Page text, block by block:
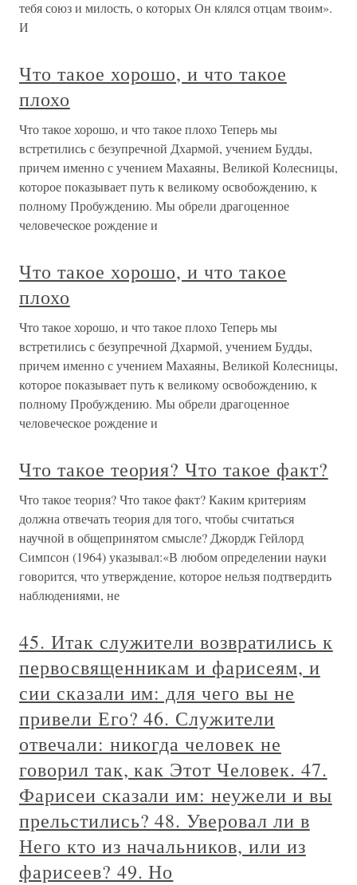
тебя союз и милость, о которых Он клялся отцам твоим».
И
Что такое хорошо, и что такое
плохо
Что такое хорошо, и что такое плохо Теперь мы
встретились с безупречной Дхармой, учением Будды,
причем именно с учением Махаяны, Великой Колесницы,
которое показывает путь к великому освобождению, к
полному Пробуждению. Мы обрели драгоценное
человеческое рождение и
Что такое хорошо, и что такое
плохо
Что такое хорошо, и что такое плохо Теперь мы
встретились с безупречной Дхармой, учением Будды,
причем именно с учением Махаяны, Великой Колесницы,
которое показывает путь к великому освобождению, к
полному Пробуждению. Мы обрели драгоценное
человеческое рождение и
Что такое теория? Что такое факт?
Что такое теория? Что такое факт? Каким критериям
должна отвечать теория для того, чтобы считаться
научной в общепринятом смысле? Джордж Гейлорд
Симпсон (1964) указывал:«В любом определении науки
говорится, что утверждение, которое нельзя подтвердить
наблюдениями, не
45. Итак служители возвратились к
первосвященникам и фарисеям, и
сии сказали им: для чего вы не
привели Его? 46. Служители
отвечали: никогда человек не
говорил так, как Этот Человек. 47.
Фарисеи сказали им: неужели и вы
прельстились? 48. Уверовал ли в
Него кто из начальников, или из
фарисеев? 49. Но